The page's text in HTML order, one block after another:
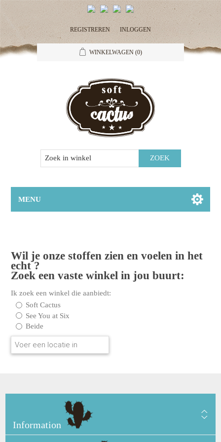
REGISTREREN INLOGGEN
WINKELWAGEN (0)
MENU
Wil je onze stoffen zien en voelen in het
echt ?
Zoek een vaste winkel in jou buurt:
Ik zoek een winkel die aanbiedt:
Soft Cactus
See You at Six
Beide
Information